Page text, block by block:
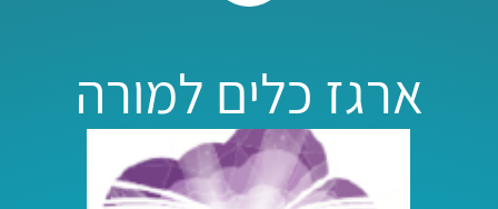
ארגז כלים למורה